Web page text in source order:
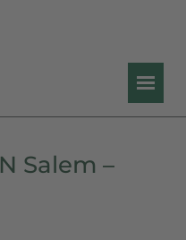
Salem –